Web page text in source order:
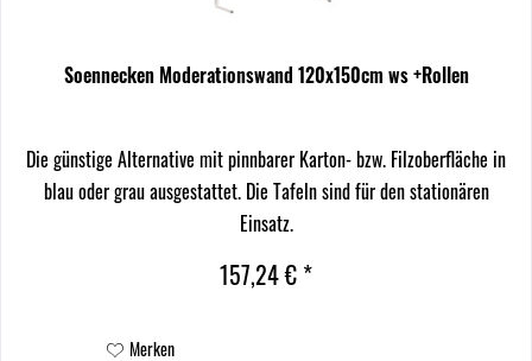
Soennecken Moderationswand 120x150cm ws +Rollen
Die günstige Alternative mit pinnbarer Karton- bzw. Filzoberfläche in
blau oder grau ausgestattet. Die Tafeln sind für den stationären
Einsatz.
157,24 € *
Merken